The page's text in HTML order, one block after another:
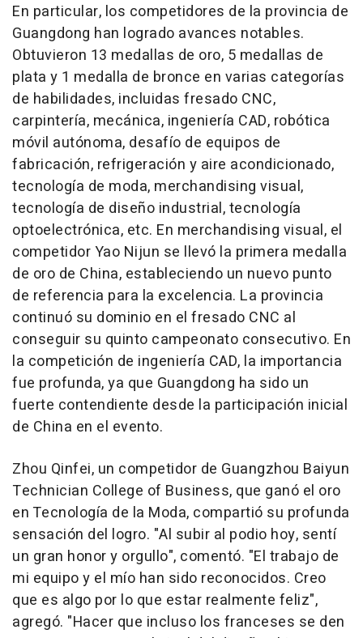
En particular, los competidores de la provincia de
Guangdong han logrado avances notables.
Obtuvieron 13 medallas de oro, 5 medallas de
plata y 1 medalla de bronce en varias categorías
de habilidades, incluidas fresado CNC,
carpintería, mecánica, ingeniería CAD, robótica
móvil autónoma, desafío de equipos de
fabricación, refrigeración y aire acondicionado,
tecnología de moda, merchandising visual,
tecnología de diseño industrial, tecnología
optoelectrónica, etc. En merchandising visual, el
competidor Yao Nijun se llevó la primera medalla
de oro de China, estableciendo un nuevo punto
de referencia para la excelencia. La provincia
continuó su dominio en el fresado CNC al
conseguir su quinto campeonato consecutivo. En
la competición de ingeniería CAD, la importancia
fue profunda, ya que Guangdong ha sido un
fuerte contendiente desde la participación inicial
de China en el evento.
Zhou Qinfei, un competidor de Guangzhou Baiyun
Technician College of Business, que ganó el oro
en Tecnología de la Moda, compartió su profunda
sensación del logro. "Al subir al podio hoy, sentí
un gran honor y orgullo", comentó. "El trabajo de
mi equipo y el mío han sido reconocidos. Creo
que es algo por lo que estar realmente feliz",
agregó. "Hacer que incluso los franceses se den